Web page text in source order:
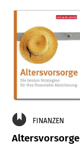
FINANZEN
Altersvorsorge